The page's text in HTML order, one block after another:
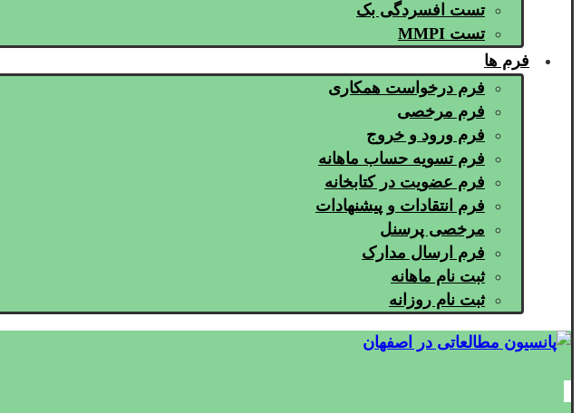
تست افسردگی بک
تست MMPI
فرم ها
فرم درخواست همکاری
فرم مرخصی
فرم ورود و خروج
فرم تسویه حساب ماهانه
فرم عضویت در کتابخانه
فرم انتقادات و پیشنهادات
مرخصی پرسنل
فرم ارسال مدارک
ثبت نام ماهانه
ثبت نام روزانه